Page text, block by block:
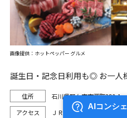
誕生日・記念日利用も◎ お一人
石川県野々市市郷町280-1
ＪＲ北陸本線 野々市駅 徒
画像提供：ホットペッパー グルメ